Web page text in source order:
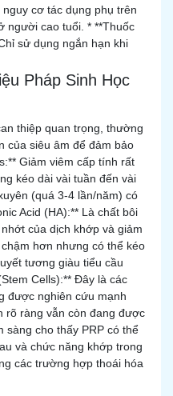
cơ tác dụng phụ trên
người cao tuổi. * **Thuốc
sử dụng ngắn hạn khi
Pháp Sinh Học
thiệp quan trọng, thường
của siêu âm để đảm bảo
Giảm viêm cấp tính rất
kéo dài vài tuần đến vài
(quá 3-4 lần/năm) có
Acid (HA):** Là chất bôi
của dịch khớp và giảm
hơn nhưng có thể kéo
tương giàu tiểu cầu
Cells):** Đây là các
được nghiên cứu mạnh
rõ ràng vẫn còn đang được
sàng cho thấy PRP có thể
và chức năng khớp trong
các trường hợp thoái hóa